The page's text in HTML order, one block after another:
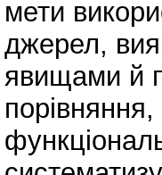
мети
джерел,
явищами й